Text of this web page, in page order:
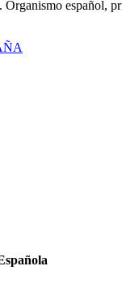
Organismo español,